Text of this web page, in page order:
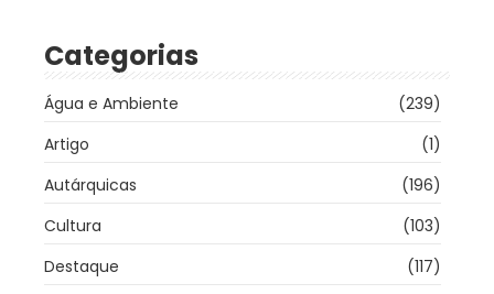
Categorias
Água e Ambiente
(239)
Artigo
(1)
Autárquicas
(196)
Cultura
(103)
Destaque
(117)